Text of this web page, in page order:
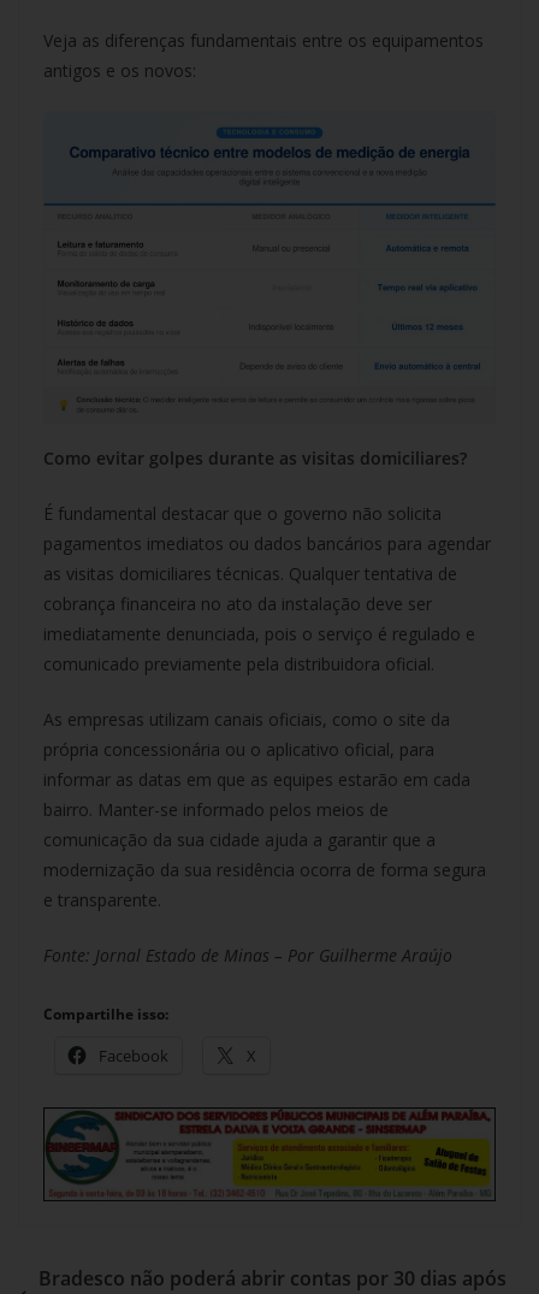
Veja as diferenças fundamentais entre os equipamentos
antigos e os novos:
Como evitar golpes durante as visitas domiciliares?
É fundamental destacar que o governo não solicita
pagamentos imediatos ou dados bancários para agendar
as visitas domiciliares técnicas. Qualquer tentativa de
cobrança financeira no ato da instalação deve ser
imediatamente denunciada, pois o serviço é regulado e
comunicado previamente pela distribuidora oficial.
As empresas utilizam canais oficiais, como o site da
própria concessionária ou o aplicativo oficial, para
informar as datas em que as equipes estarão em cada
bairro. Manter-se informado pelos meios de
comunicação da sua cidade ajuda a garantir que a
modernização da sua residência ocorra de forma segura
e transparente.
Fonte: Jornal Estado de Minas – Por Guilherme Araújo
Compartilhe isso:
Facebook X
Bradesco não poderá abrir contas por 30 dias após